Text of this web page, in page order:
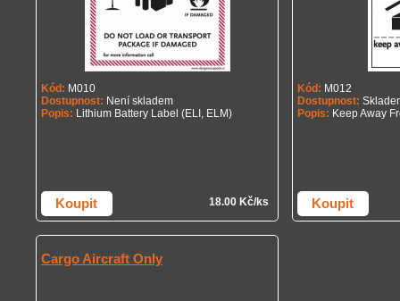
Kód: M010
Dostupnost: Není skladem
Popis: Lithium Battery Label (ELI, ELM)
Koupit 18.00 Kč/ks
Kód: M012
Dostupnost:
Popis: Keep Away
Koupit
Cargo Aircraft Only